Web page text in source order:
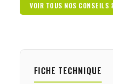
VOIR TOUS NOS CONSEILS
FICHE TECHNIQUE